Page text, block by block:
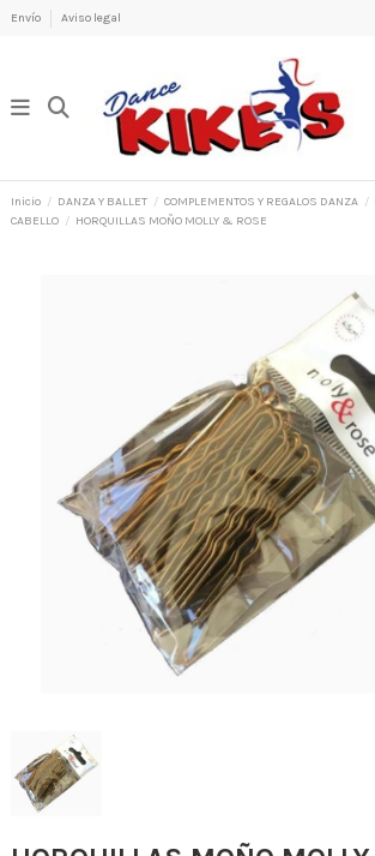
Envío Aviso legal
Inicio DANZA Y BALLET COMPLEMENTOS Y REGALOS DANZA
CABELLO
HORQUILLAS MOÑO MOLLY & ROSE